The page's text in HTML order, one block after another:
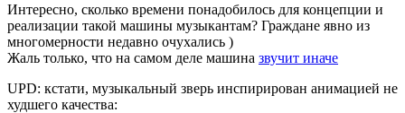
Интересно, сколько времени понадобилось для концепции и
реализации такой машины музыкантам? Граждане явно из
многомерности недавно очухались )
Жаль только, что на самом деле машина звучит иначе
UPD: кстати, музыкальный зверь инспирирован анимацией не
худшего качества: